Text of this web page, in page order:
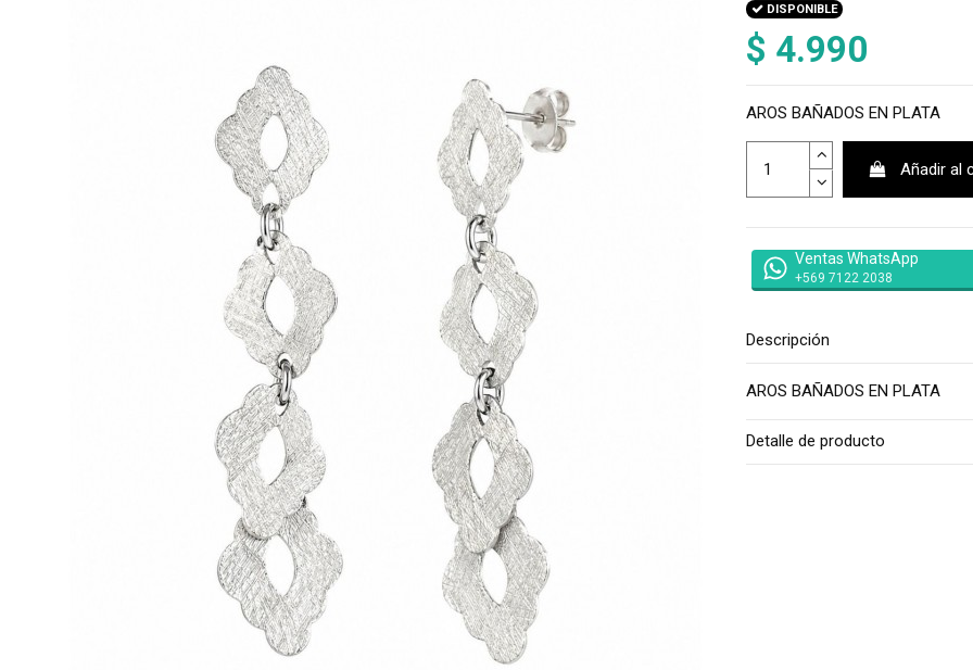
DISPONIBLE
$ 4.990
AROS BAÑADOS EN PLATA
Añadir al
Ventas WhatsApp
+569 7122 2038
Descripción
AROS BAÑADOS EN PLATA
Detalle de producto